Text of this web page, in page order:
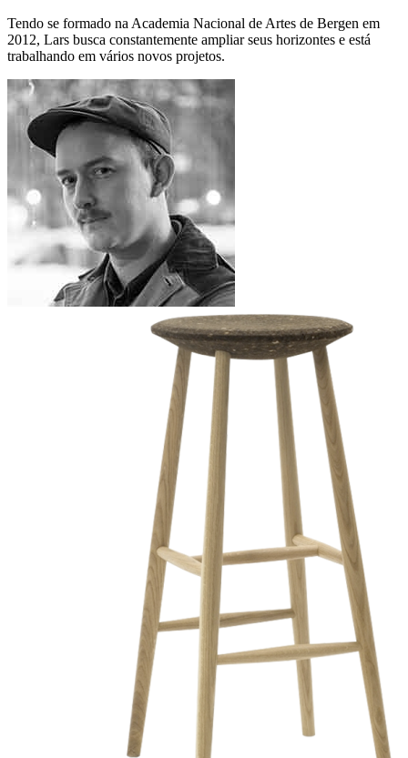
Tendo se formado na Academia Nacional de Artes de Bergen em
2012, Lars busca constantemente ampliar seus horizontes e está
trabalhando em vários novos projetos.